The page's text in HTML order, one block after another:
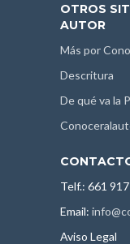
OTROS
AUTOR
Más por
Descritura
De qué va la
Telf.: 661
Email:
Aviso Legal